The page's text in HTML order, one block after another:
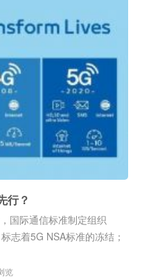
行？
国际通信标准制定组织
志着5G NSA标准的冻结；
览